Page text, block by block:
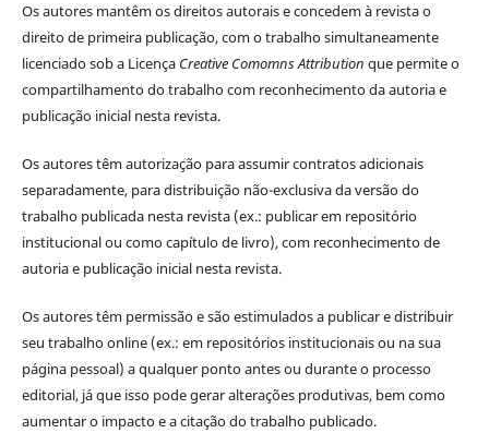
Os autores mantêm os direitos autorais e concedem à revista o
direito de primeira publicação, com o trabalho simultaneamente
licenciado sob a Licença Creative Comomns Attribution que permite o
compartilhamento do trabalho com reconhecimento da autoria e
publicação inicial nesta revista.
Os autores têm autorização para assumir contratos adicionais
separadamente, para distribuição não-exclusiva da versão do
trabalho publicada nesta revista (ex.: publicar em repositório
institucional ou como capítulo de livro), com reconhecimento de
autoria e publicação inicial nesta revista.
Os autores têm permissão e são estimulados a publicar e distribuir
seu trabalho online (ex.: em repositórios institucionais ou na sua
página pessoal) a qualquer ponto antes ou durante o processo
editorial, já que isso pode gerar alterações produtivas, bem como
aumentar o impacto e a citação do trabalho publicado.